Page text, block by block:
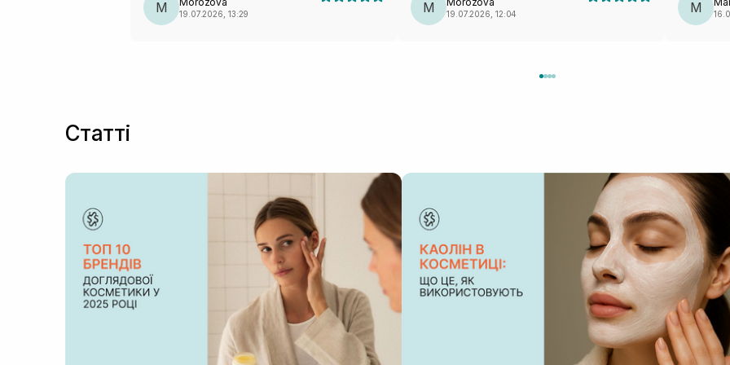
M 19.07.2026, 13:29 M 19.07.2026, 12:04 M
Статті